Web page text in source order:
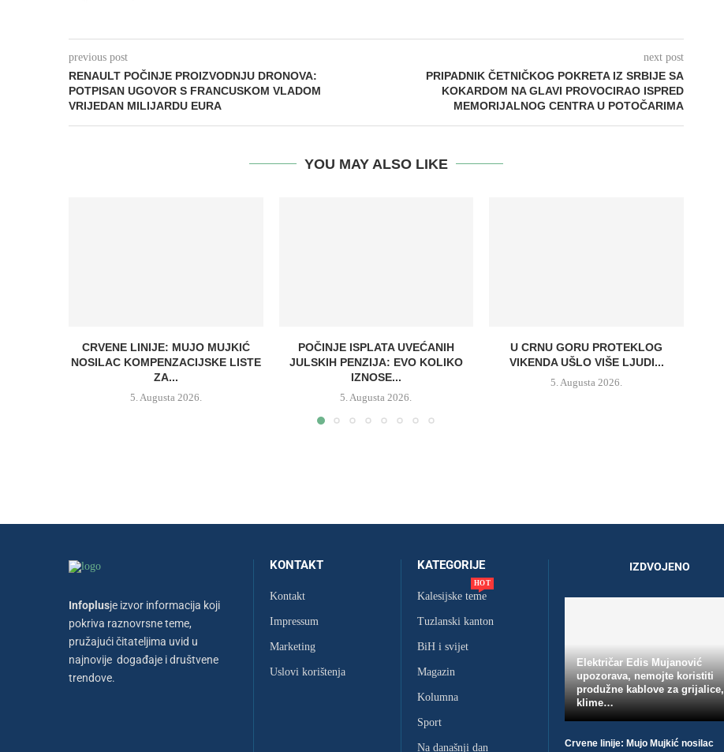
previous post
RENAULT POČINJE PROIZVODNJU DRONOVA:
POTPISAN UGOVOR S FRANCUSKOM VLADOM
VRIJEDAN MILIJARDU EURA
next post
PRIPADNIK ČETNIČKOG POKRETA IZ SRBIJE SA
KOKARDOM NA GLAVI PROVOCIRAO ISPRED
MEMORIJALNOG CENTRA U POTOČARIMA
YOU MAY ALSO LIKE
CRVENE LINIJE: MUJO MUJKIĆ
NOSILAC KOMPENZACIJSKE LISTE
ZA...
5. Augusta 2026.
POČINJE ISPLATA UVEĆANIH
JULSKIH PENZIJA: EVO KOLIKO
IZNOSE...
5. Augusta 2026.
U CRNU GORU PROTEKLOG
VIKENDA UŠLO VIŠE LJUDI...
5. Augusta 2026.
Infoplusje izvor informacija koji
pokriva raznovrsne teme,
pružajući čitateljima uvid u
najnovije događaje i društvene
trendove.
KONTAKT
Kontakt
Impressum
Marketing
Uslovi korištenja
KATEGORIJE
Kalesijske teme
HOT
Tuzlanski kanton
BiH i svijet
Magazin
Kolumna
Sport
Na današnji dan
IZDVOJENO
Električar Edis Mujanović
upozorava, nemojte koristiti
produžne kablove za grijalice,
klime…
Crvene linije: Mujo Mujkić nosilac